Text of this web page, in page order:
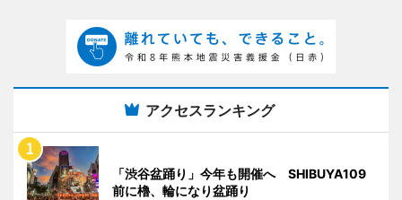
アクセスランキング
「渋谷盆踊り」今年も開催へ SHIBUYA109
前に櫓、輪になり盆踊り